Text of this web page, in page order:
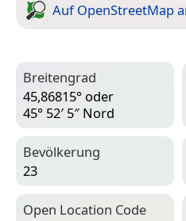
Auf Open­Street­Map
Breitengrad
45,86815° oder
45° 52′ 5″ Nord
Bevölkerung
23
Open Location Code